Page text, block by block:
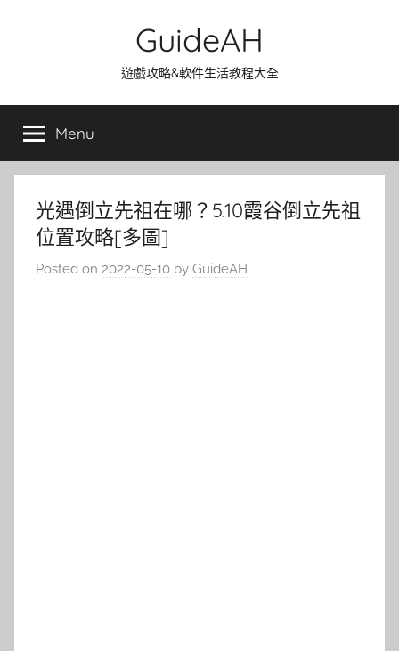
GuideAH
遊戲攻略&軟件生活教程大全
Menu
光遇倒立先祖在哪？5.10霞谷倒立先祖
位置攻略[多圖]
Posted on 2022-05-10 by GuideAH